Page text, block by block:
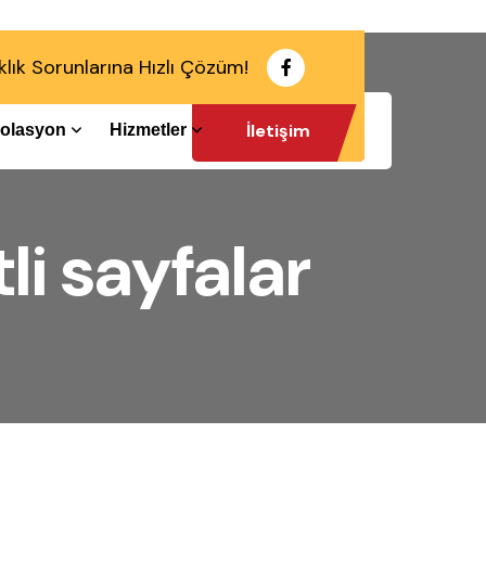
Sorunlarına Hızlı Çözüm!
Hizmetler İletişim
sayfalar